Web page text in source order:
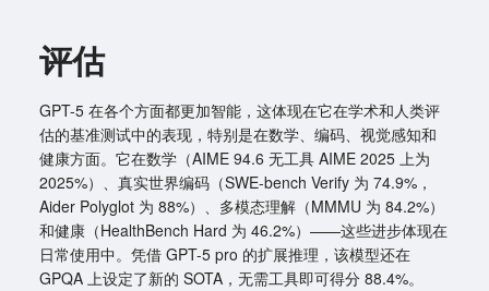
评估
GPT-5 在各个方面都更加智能，这体现在它在学术和人类评
估的基准测试中的表现，特别是在数学、编码、视觉感知和
健康方面。它在数学（AIME 94.6 无工具 AIME 2025 上为
2025%）、真实世界编码（SWE-bench Verify 为 74.9%，
Aider Polyglot 为 88%）、多模态理解（MMMU 为 84.2%）
和健康（HealthBench Hard 为 46.2%）——这些进步体现在
日常使用中。凭借 GPT-5 pro 的扩展推理，该模型还在
GPQA 上设定了新的 SOTA，无需工具即可得分 88.4%。